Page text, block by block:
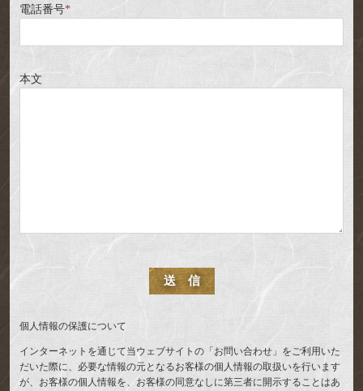
電話番号*
本文
個人情報の保護について
インターネットを通じて当ウェブサイトの「お問い合わせ」をご利用いた
だいた際に、必要な情報の元となるお客様の個人情報の取扱いを行います
が、お客様の個人情報を、お客様の同意なしに第三者に開示することはあ